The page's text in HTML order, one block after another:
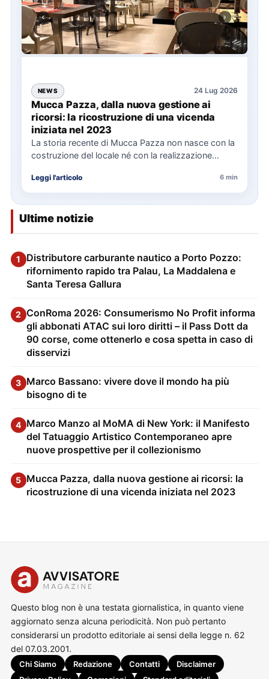
NEWS 24 Lug 2026
Mucca Pazza, dalla nuova gestione ai
ricorsi: la ricostruzione di una vicenda
iniziata nel 2023
La storia recente di Mucca Pazza non nasce con la
costruzione del locale né con la realizzazione
Leggi l'articolo 6 min
Ultime notizie
1
Distributore carburante nautico a Porto Pozzo:
rifornimento rapido tra Palau, La Maddalena e
Santa Teresa Gallura
2 ConRoma 2026: Consumerismo No Profit informa
gli abbonati ATAC sui loro diritti – il Pass Dott da
90 corse, come ottenerlo e cosa spetta in caso di
disservizi
3 Marco Bassano: vivere dove il mondo ha più
bisogno di te
4 Marco Manzo al MoMA di New York: il Manifesto
del Tatuaggio Artistico Contemporaneo apre
nuove prospettive per il collezionismo
5 Mucca Pazza, dalla nuova gestione ai ricorsi: la
ricostruzione di una vicenda iniziata nel 2023
Questo blog non è una testata giornalistica, in quanto viene
aggiornato senza alcuna periodicità. Non può pertanto
considerarsi un prodotto editoriale ai sensi della legge n. 62
del 07.03.2001.
Chi Siamo Redazione Contatti
Disclaimer